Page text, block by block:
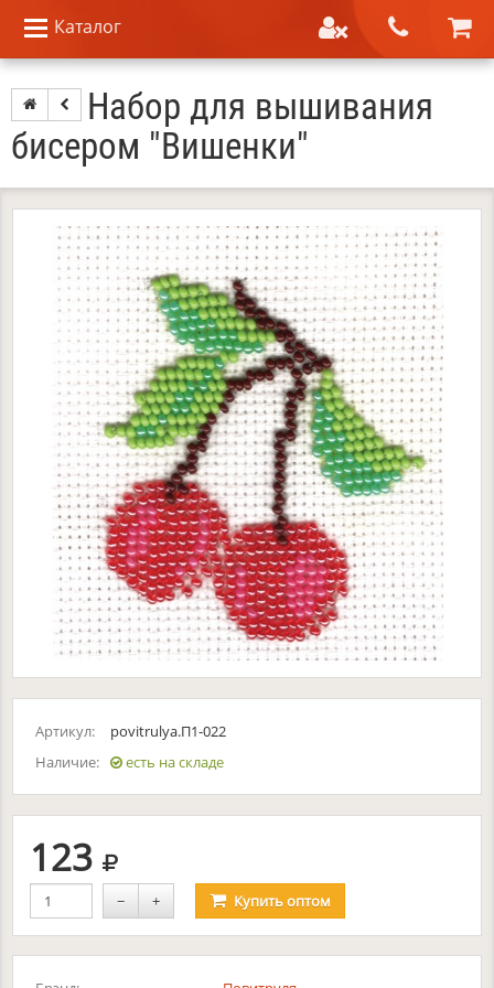
Каталог
Набор для вышивания
бисером "Вишенки"
Артикул:
povitrulya.П1-022
Наличие:
есть на складе
123 руб.
− + Купитьоптом